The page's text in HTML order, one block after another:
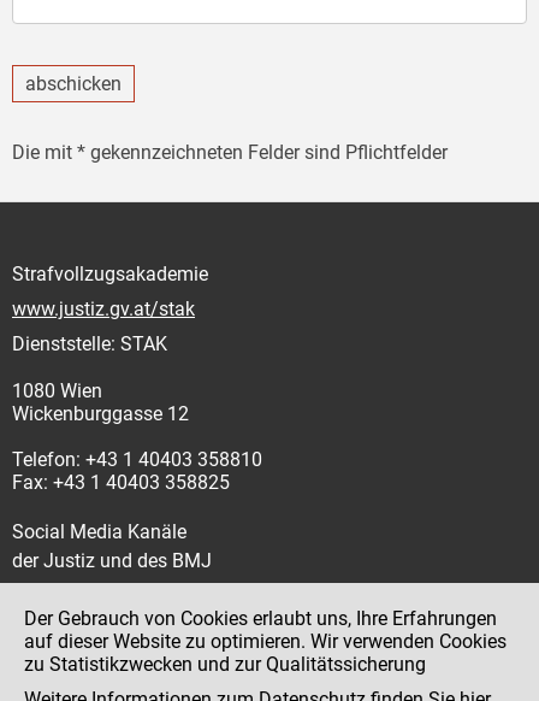
abschicken
Die mit * gekennzeichneten Felder sind Pflichtfelder
Strafvollzugsakademie
www.justiz.gv.at/stak
Dienststelle: STAK
1080 Wien
Wickenburggasse 12
Telefon: +43 1 40403 358810
Fax: +43 1 40403 358825
Social Media Kanäle
der Justiz und des BMJ
Impressum
Der Gebrauch von Cookies erlaubt uns, Ihre Erfahrungen
auf dieser Website zu optimieren. Wir verwenden Cookies
zu Statistikzwecken und zur Qualitätssicherung